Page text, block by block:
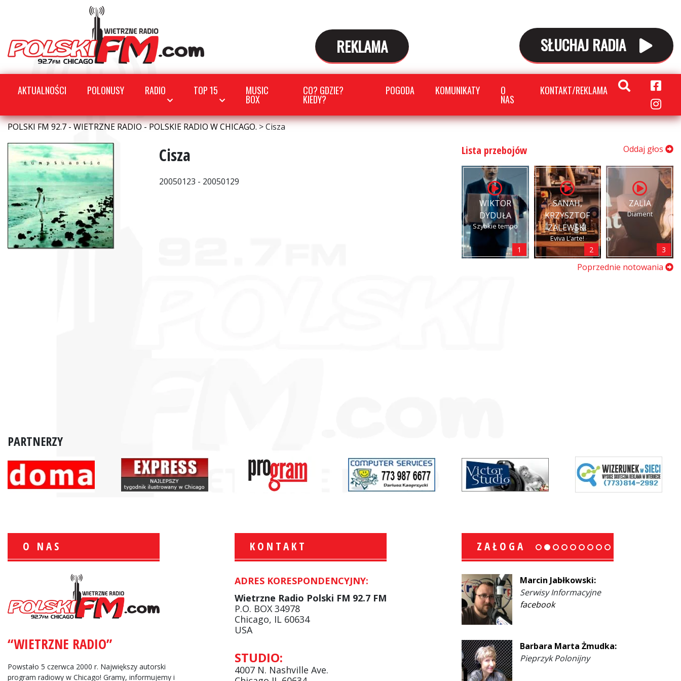
REKLAMA SŁUCHAJ RADIA
AKTUALNOŚCI POLONUSY RADIO TOP 15 MUSIC
BOX
CO? GDZIE?
KIEDY?
POGODA KOMUNIKATY O
NAS
KONTAKT/REKLAMA
POLSKI FM 92.7 - WIETRZNE RADIO - POLSKIE RADIO W CHICAGO.>Cisza
Cisza
20050123 - 20050129
Lista przebojów Oddaj głos
WIKTOR
DYDUŁA
Szybkie tempo
1
SANAH,
KRZYSZTOF
ZALEWSKI
Eviva L’arte!
2
ZALIA
Diament
3
Poprzednie notowania
PARTNERZY
O NAS
“WIETRZNE RADIO”
Powstało 5 czerwca 2000 r. Największy autorski
program radiowy w Chicago! Gramy, informujemy i
KONTAKT
ADRES KORESPONDENCYJNY:
Wietrzne Radio Polski FM 92.7 FM
P.O. BOX 34978
Chicago, IL 60634
USA
STUDIO:
4007 N. Nashville Ave.
ZAŁOGA
Sport Polonijny
Zbigniew Wojewnik:
Krzysztof Wawer:
Komentator
facebook
Marcin Jabłkowski:
Serwisy Informacyjne
facebook
Barbara Marta Żmudka:
Pieprzyk Polonijny